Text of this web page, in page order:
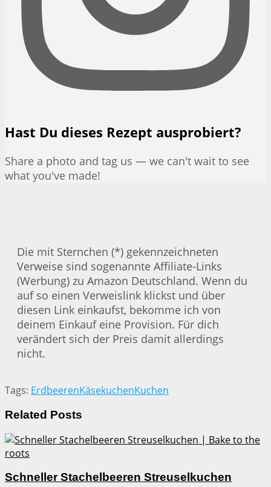
Hast Du dieses Rezept ausprobiert?
Share a photo and tag us — we can't wait to see
what you've made!
Die mit Sternchen (*) gekennzeichneten
Verweise sind sogenannte Affiliate-Links
(Werbung) zu Amazon Deutschland. Wenn du
auf so einen Verweislink klickst und über
diesen Link einkaufst, bekomme ich von
deinem Einkauf eine Provision. Für dich
verändert sich der Preis damit allerdings
nicht.
Tags: ErdbeerenKäsekuchenKuchen
Related Posts
Schneller Stachelbeeren Streuselkuchen